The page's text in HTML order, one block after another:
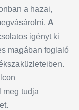
a hazai,
A
igényt ki
magában foglaló
meg tudja